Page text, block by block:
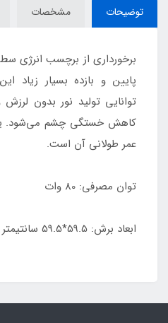
توضیحات مشخصات
پایین و بازده بسیار
توانایی تولید نور بدون
کاهش خستگی چشم می‌شود.
عمر طولانی آن است.
توان مصرفی: 80 وات
ابعاد برش: 59.5*59.5 سانتیمتر